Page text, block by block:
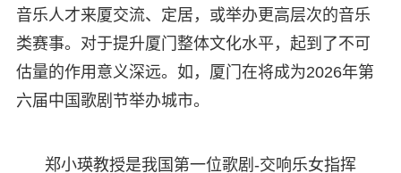
音乐人才来厦交流、定居，或举办更高层次的音乐
类赛事。对于提升厦门整体文化水平，起到了不可
估量的作用意义深远。如，厦门在将成为2026年第
六届中国歌剧节举办城市。
郑小瑛教授是我国第一位歌剧-交响乐女指挥